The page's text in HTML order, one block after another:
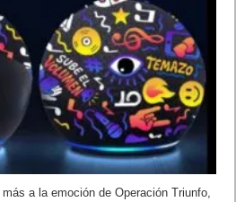
a la emoción de Operación Triunfo,